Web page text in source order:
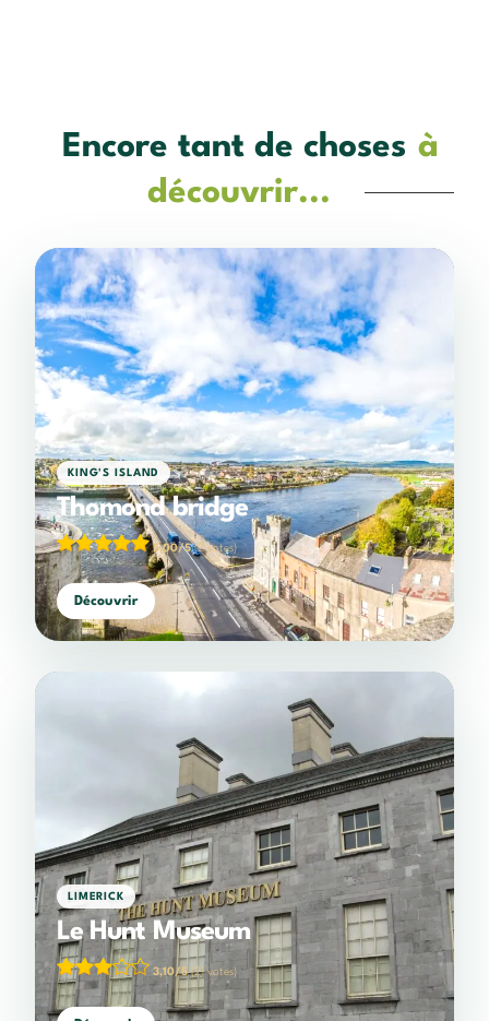
Encore tant de choses à
découvrir...
KING'S ISLAND
Thomond bridge
5,00/5(2 votes)
Découvrir
LIMERICK
Le Hunt Museum
3,10/5(21 votes)